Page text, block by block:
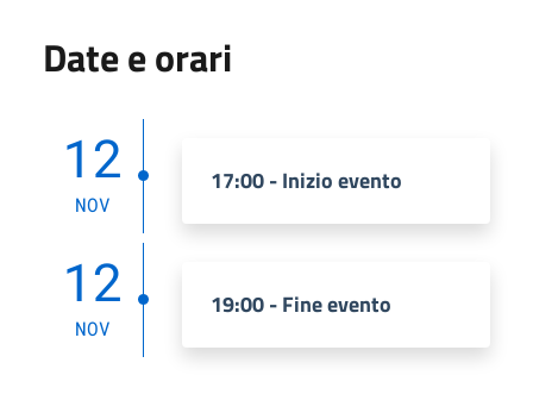
Date e orari
12
NOV
17:00 - Inizio evento
12
NOV
19:00 - Fine evento